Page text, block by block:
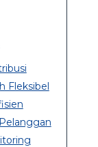
Fleksibel